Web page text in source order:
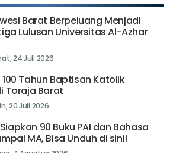
Barat Berpeluang Menjadi
Lulusan Universitas Al-Azhar
24 Juli 2026
Tahun Baptisan Katolik
Toraja Barat
20 Juli 2026
90 Buku PAI dan Bahasa
MA, Bisa Unduh di sini!